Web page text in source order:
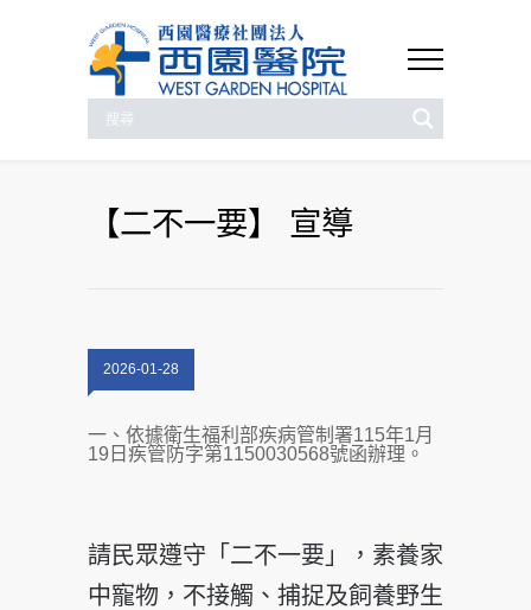
【二不一要】 宣導
2026-01-28
一、依據衛生福利部疾病管制署115年1月
19日疾管防字第1150030568號函辦理。
請民眾遵守「二不一要」，素養家
中寵物，不接觸、捕捉及飼養野生